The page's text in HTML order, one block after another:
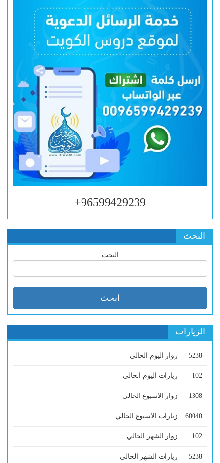
96599429239+
البحث
البحث
الزيارات
5238 زوار اليوم الحالي
102 زيارات اليوم الحالي
1308 زوار الاسبوع الحالي
60040 زيارات الاسبوع الحالي
102 زوار الشهر الحالي
5238 زيارات الشهر الحالي